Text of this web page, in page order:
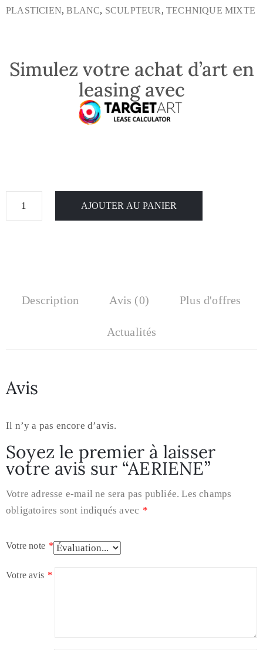
PLASTICIEN,BLANC, SCULPTEUR ,TECHNIQUE MIXTE
Simulez votre achat d’art en
leasing avec
AJOUTER AU PANIER
Description Avis (0) Plus d'offres
Actualités
Avis
Il n’y a pas encore d’avis.
Soyez le premier à laisser
votre avis sur “AERIENE”
Votre adresse e-mail ne sera pas publiée. Les champs
obligatoires sont indiqués avec *
Votre note *
Votre avis *